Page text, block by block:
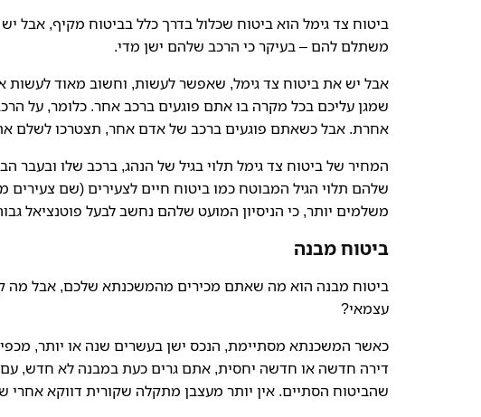
ביטוח צד גימל הוא ביטוח שכלול בדרך כלל בביטוח מקיף, אבל
משתלם להם – בעיקר כי הרכב שלהם ישן מדי.
אבל יש את ביטוח צד גימל, שאפשר לעשות, וחשוב מאוד לעשות
שמגן עליכם בכל מקרה בו אתם פוגעים ברכב אחר. כלומר, על
אחרת. אבל כשאתם פוגעים ברכב של אדם אחר, תצטרכו לשלם
המחיר של ביטוח צד גימל תלוי בגיל של הנהג, ברכב שלו ובעבר
שלהם תלוי הגיל המבוטח כמו ביטוח חיים לצעירים (שם צעירים
משלמים יותר, כי הניסיון המועט שלהם נחשב לבעל פוטנציאל
ביטוח מבנה
ביטוח מבנה הוא מה שאתם מכירים מהמשכנתא שלכם, אבל מה
עצמאי?
כאשר המשכנתא מסתיימת, הנכס ישן בעשרים שנה או יותר,
דירה חדשה או חדשה יחסית, אתם גרים כעת במבנה לא חדש, עם
שהביטוח הסתיים. אין יותר מעצבן מתקלה שקורית דווקא